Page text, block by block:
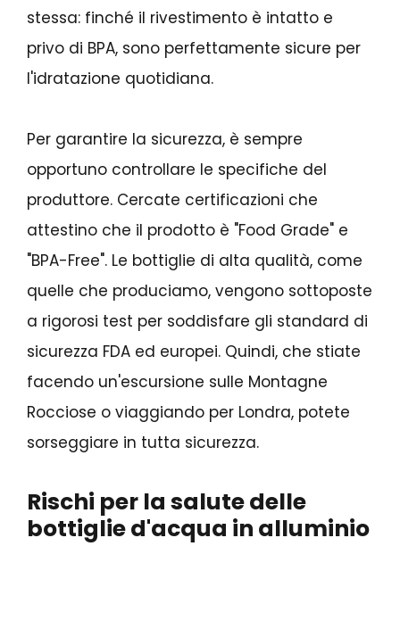
stessa: finché il rivestimento è intatto e
privo di BPA, sono perfettamente sicure per
l'idratazione quotidiana.
Per garantire la sicurezza, è sempre
opportuno controllare le specifiche del
produttore. Cercate certificazioni che
attestino che il prodotto è "Food Grade" e
"BPA-Free". Le bottiglie di alta qualità, come
quelle che produciamo, vengono sottoposte
a rigorosi test per soddisfare gli standard di
sicurezza FDA ed europei. Quindi, che stiate
facendo un'escursione sulle Montagne
Rocciose o viaggiando per Londra, potete
sorseggiare in tutta sicurezza.
Rischi per la salute delle
bottiglie d'acqua in alluminio